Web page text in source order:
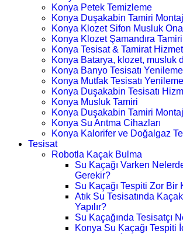
Konya Petek Temizleme
Konya Duşakabin Tamiri
Konya Klozet Sifon Musluk
Konya Klozet Şamandıra Tamiri
Konya Tesisat & Tamirat
Konya Batarya, klozet, musluk
Konya Banyo Tesisatı Yenileme
Konya Mutfak Tesisatı Yenileme
Konya Duşakabin Tesisatı
Konya Musluk Tamiri
Konya Duşakabin Tamiri
Konya Su Arıtma Cihazları
Konya Kalorifer ve Doğalgaz
Tesisat
Robotla Kaçak Bulma
Su Kaçağı Varken
Gerekir?
Su Kaçağı Tespiti Zor Bir
Atık Su Tesisatında
Yapılır?
Su Kaçağında Tesisatçı
Konya Su Kaçağı Tespiti